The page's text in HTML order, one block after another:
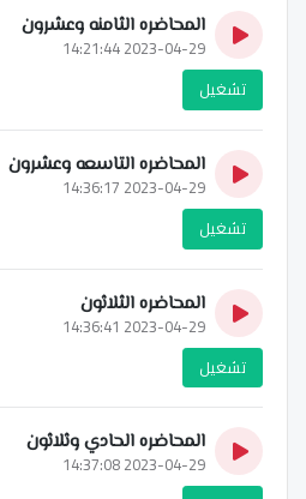
المحاضره الثامنه وعشرون
2023-04-29 14:21:44
تشغيل
المحاضره التاسعه وعشرون
2023-04-29 14:36:17
تشغيل
المحاضره الثلاثون
2023-04-29 14:36:41
تشغيل
المحاضره الحادي وثلاثون
2023-04-29 14:37:08